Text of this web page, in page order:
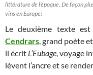
littérature de l’époque. De façon
vins en Europe!
Le deuxième texte
Cendrars, grand poète
il écrit L’Eubage, voyage
lèvent l’ancre et se